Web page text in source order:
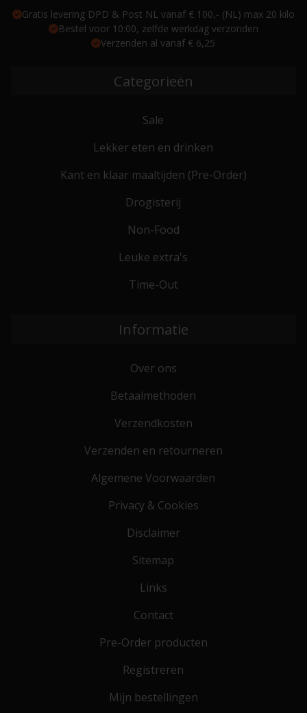
Gratis levering DPD & Post NL vanaf € 100,- (NL) max 20 kilo
Bestel voor 10:00, zelfde werkdag verzonden
Verzenden al vanaf € 6,25
Categorieën
Sale
Lekker eten en drinken
Kant en klaar maaltijden (Pre-Order)
Drogisterij
Non-Food
Leuke extra's
Time-Out
Informatie
Over ons
Betaalmethoden
Verzendkosten
Verzenden en retourneren
Algemene Voorwaarden
Privacy & Cookies
Disclaimer
Sitemap
Links
Contact
Pre-Order producten
Registreren
Mijn bestellingen